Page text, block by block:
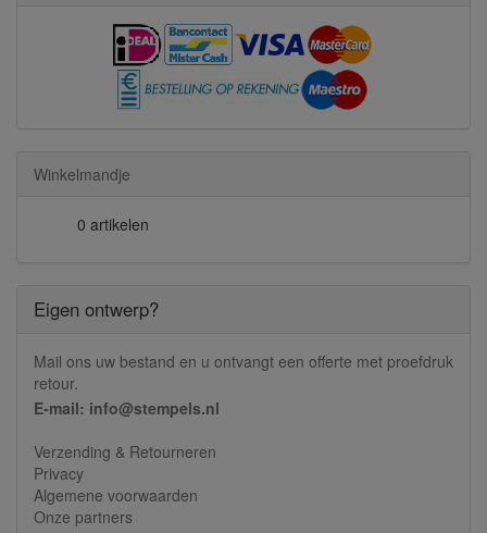
Winkelmandje
0 artikelen
Eigen ontwerp?
Mail ons uw bestand en u ontvangt een offerte met proefdruk
retour.
E-mail: info@stempels.nl
Verzending & Retourneren
Privacy
Algemene voorwaarden
Onze partners